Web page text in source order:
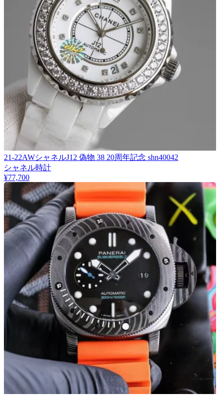
21-22AWシャネルJ12 偽物 38 20周年記念 shn40042
シャネル時計
¥77,700